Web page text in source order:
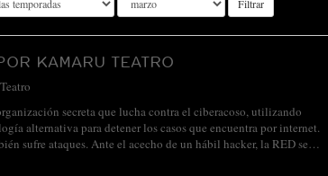
Filtrar
KAMARU TEATRO
Teatro
secreta que lucha contra el ciberacoso, utilizando
alternativa para detener los casos que encuentra por internet.
sufre ataques. Ante el acecho de un hábil hacker, la RED se…